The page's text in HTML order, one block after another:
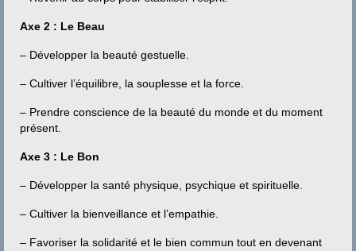
Axe 2 : Le Beau
– Développer la beauté gestuelle.
– Cultiver l’équilibre, la souplesse et la force.
– Prendre conscience de la beauté du monde et du moment
présent.
Axe 3 : Le Bon
– Développer la santé physique, psychique et spirituelle.
– Cultiver la bienveillance et l’empathie.
– Favoriser la solidarité et le bien commun tout en devenant